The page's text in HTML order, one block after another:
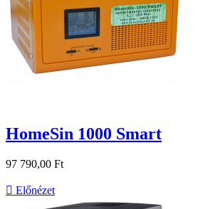
HomeSin 1000 Smart
97 790,00 Ft
 Előnézet